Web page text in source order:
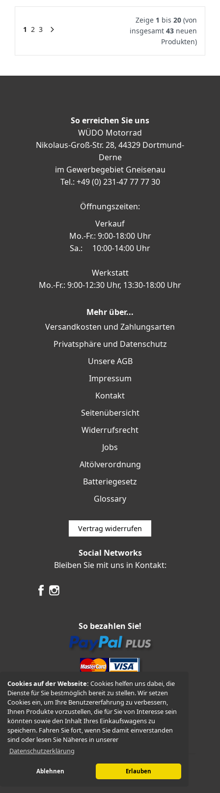
Cookies auf der Webseite:Cookies helfen uns dabei, die
Dienste für Sie bestmöglich bereit zu stellen. Wir setzen
Cookies ein, um Ihre Benutzererfahrung zu verbessern,
Ihnen Produkte vorzustellen, die für Sie von Interesse sein
könnten sowie den Inhalt Ihres Einkaufswagens zu
speichern. Fahren Sie fort, wenn Sie damit einverstanden
sind oder lesen Sie Näheres in unserer
Datenschutzerklärung
Ablehnen Erlauben
1 2 3
Zeige 1 bis 20 (von
insgesamt 43 neuen
Produkten)
So erreichen Sie uns
WÜDO Motorrad
Nikolaus-Groß-Str. 28, 44329 Dortmund-
Derne
im Gewerbegebiet Gneisenau
Tel.: +49 (0) 231-47 77 77 30
Öffnungszeiten:
Verkauf
Mo.-Fr.: 9:00-18:00 Uhr
Sa.: 10:00-14:00 Uhr
Werkstatt
Mo.-Fr.: 9:00-12:30 Uhr, 13:30-18:00 Uhr
Mehr über...
Versandkosten und Zahlungsarten
Privatsphäre und Datenschutz
Unsere AGB
Impressum
Kontakt
Seitenübersicht
Widerrufsrecht
Jobs
Altölverordnung
Batteriegesetz
Glossary
Vertrag widerrufen
Social Networks
Bleiben Sie mit uns in Kontakt:
So bezahlen Sie!
Vorkasse und Nachnahme
WÜDO Motorrad